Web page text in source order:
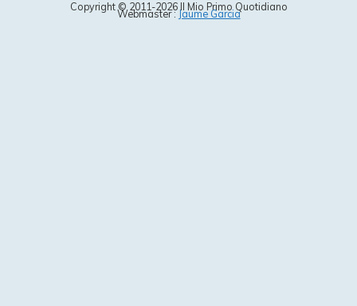
Copyright © 2011-2026 Il Mio Primo Quotidiano
Webmaster : Jaume Garcia